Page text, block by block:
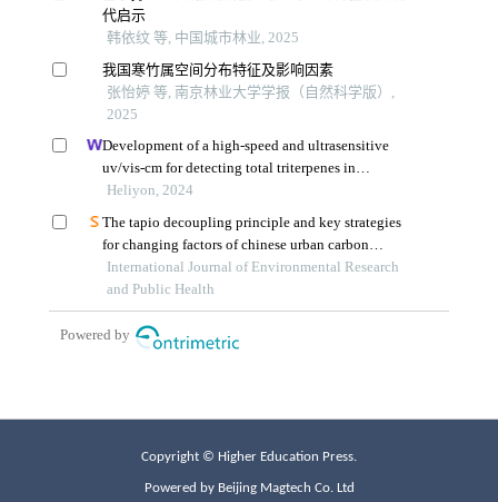
Copyright © Higher Education Press.
Powered by Beijing Magtech Co. Ltd